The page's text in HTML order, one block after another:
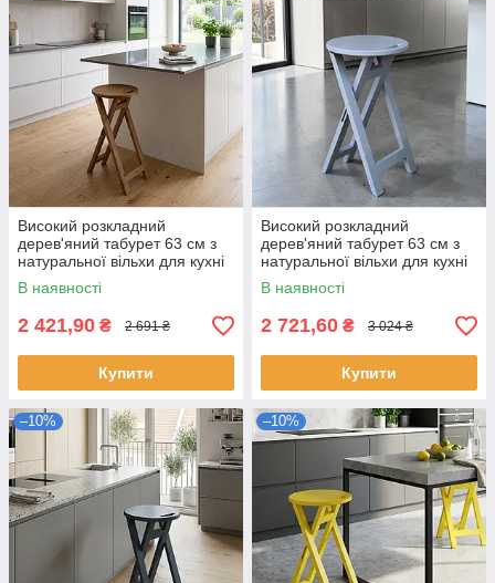
Високий розкладний
дерев'яний табурет 63 см з
натуральної вільхи для кухні
та дому Полісандр
В наявності
2 421,90 ₴ 2 691 ₴
Купити
Високий розкладний
дерев'яний табурет 63 см з
натуральної вільхи для кухні
та дому Світло-сірий
В наявності
2 721,60 ₴ 3 024 ₴
Купити
–10% –10%